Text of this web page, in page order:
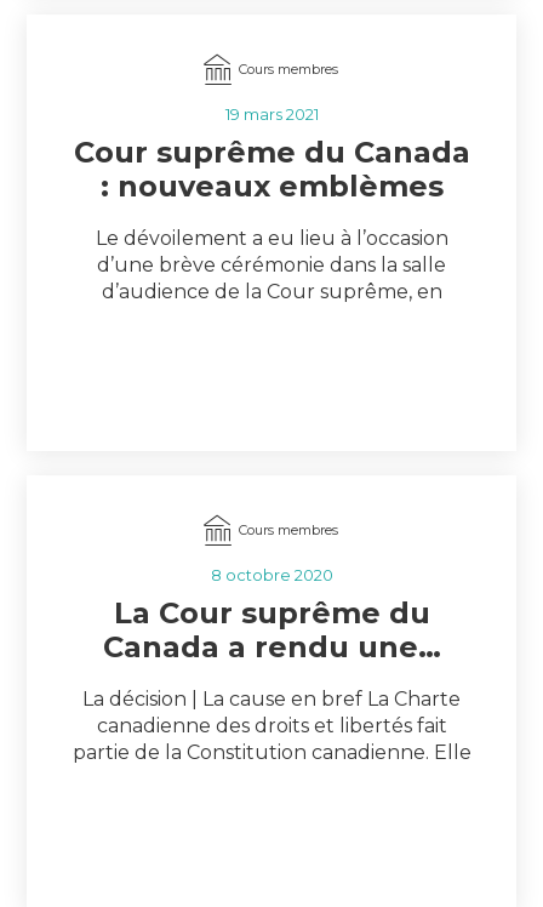
l’un des […]
Cours membres
19 mars 2021
Cour suprême du Canada
: nouveaux emblèmes
Le dévoilement a eu lieu à l’occasion
d’une brève cérémonie dans la salle
d’audience de la Cour suprême, en
Cours membres
8 octobre 2020
La Cour suprême du
Canada a rendu une…
La décision | La cause en bref La Charte
canadienne des droits et libertés fait
partie de la Constitution canadienne. Elle